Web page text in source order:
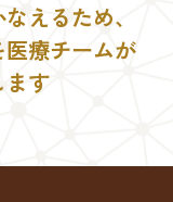
えるため、
療チームが
ます